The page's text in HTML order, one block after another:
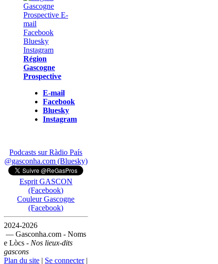
Région
Gascogne
Prospective
E-mail
Facebook
Bluesky
Instagram
Podcasts sur Ràdio País
@gasconha.com (Bluesky)
Esprit GASCON
(Facebook)
Couleur Gascogne
(Facebook)
2024-2026
— Gasconha.com - Noms
e Lòcs - Nos lieux-dits
gascons
Plan du site | Se connecter|